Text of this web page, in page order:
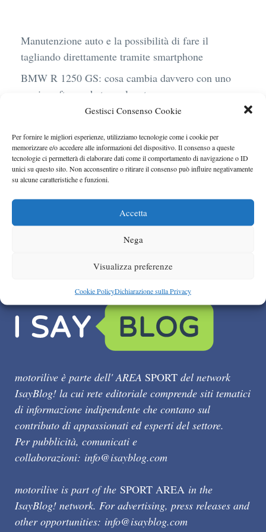
Gestisci Consenso Cookie
Per fornire le migliori esperienze, utilizziamo tecnologie come i cookie per
memorizzare e/o accedere alle informazioni del dispositivo. Il consenso a queste
tecnologie ci permetterà di elaborare dati come il comportamento di navigazione o ID
unici su questo sito. Non acconsentire o ritirare il consenso può influire negativamente
su alcune caratteristiche e funzioni.
Accetta
Nega
Visualizza preferenze
Cookie PolicyDichiarazione sulla Privacy
Manutenzione auto e la possibilità di fare il
tagliando direttamente tramite smartphone
BMW R 1250 GS: cosa cambia davvero con uno
scarico aftermarket omologato
Audi Q4 e-Tron 40 Business elettrica: mobilità
sostenibile, stile, anche con noleggio a lungo
termine
Ufficiale l’arrivo degli stop lampeggianti
obbligatori in Italia
Peugeot
motorilive è parte dell' AREA SPORT del network
IsayBlog! la cui rete editoriale comprende siti tematici
di informazione indipendente che contano sul
contributo di appassionati ed esperti del settore.
Per pubblicità, comunicati e
collaborazioni: info@isayblog.com
motorilive is part of the SPORT AREA in the
IsayBlog! network. For advertising, press releases and
other opportunities: info@isayblog.com